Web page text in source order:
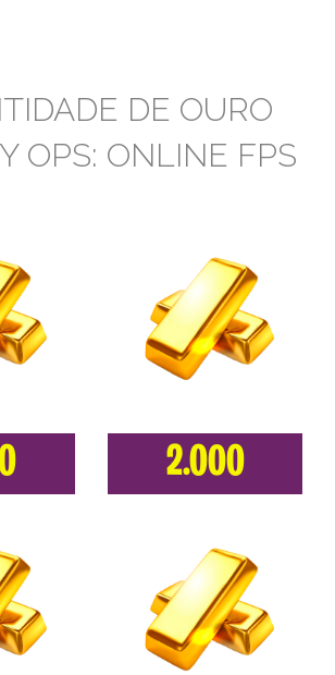
DE OURO
OPS: ONLINE FPS
2.000